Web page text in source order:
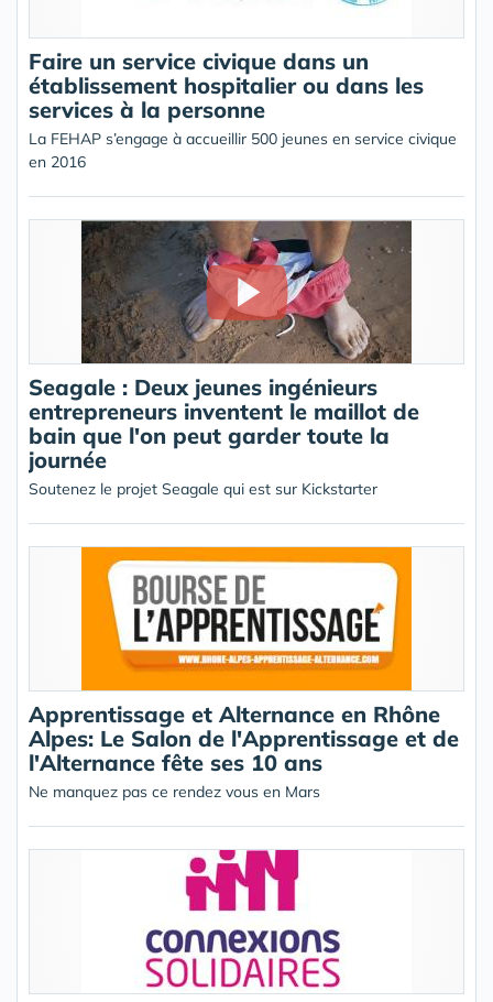
Faire un service civique dans un
établissement hospitalier ou dans les
services à la personne
La FEHAP s’engage à accueillir 500 jeunes en service civique
en 2016
Seagale : Deux jeunes ingénieurs
entrepreneurs inventent le maillot de
bain que l'on peut garder toute la
journée
Soutenez le projet Seagale qui est sur Kickstarter
Apprentissage et Alternance en Rhône
Alpes: Le Salon de l'Apprentissage et de
l'Alternance fête ses 10 ans
Ne manquez pas ce rendez vous en Mars